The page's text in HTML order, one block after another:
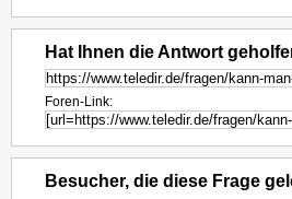
Hat Ihnen die Antwort
Foren-Link:
Besucher, die diese Frage